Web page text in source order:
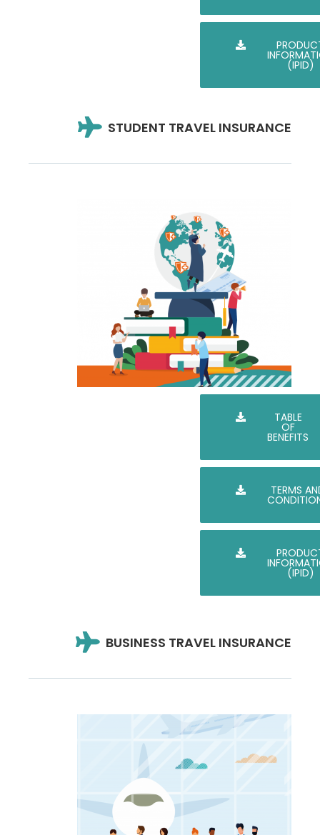
(IPID)
STUDENT TRAVEL INSURANCE
TABLE
OF
BENEFITS
TERMS
(IPID)
BUSINESS TRAVEL INSURANCE